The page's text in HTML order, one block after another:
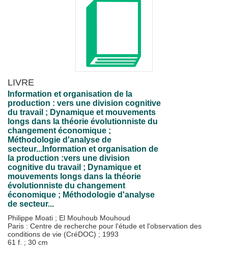
LIVRE
Information et organisation de la
production : vers une division cognitive
du travail ; Dynamique et mouvements
longs dans la théorie évolutionniste du
changement économique ;
Méthodologie d'analyse de
secteur...Information et organisation de
la production :vers une division
cognitive du travail ; Dynamique et
mouvements longs dans la théorie
évolutionniste du changement
économique ; Méthodologie d'analyse
de secteur...
Philippe Moati ; El Mouhoub Mouhoud
Paris : Centre de recherche pour l'étude et l'observation des
conditions de vie (CréDOC) ; 1993
61 f. ; 30 cm